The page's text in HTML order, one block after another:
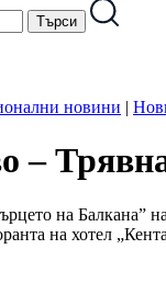
новини |
Трявна
на Балкана”
на хотел